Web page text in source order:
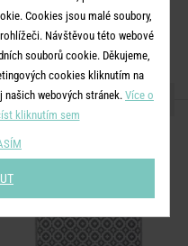
ZE SÉRIE
Cookies jsou malé soubory,
Návštěvou této webové
souborů cookie. Děkujeme,
cookies kliknutím na
webových stránek.Více o
kliknutím sem